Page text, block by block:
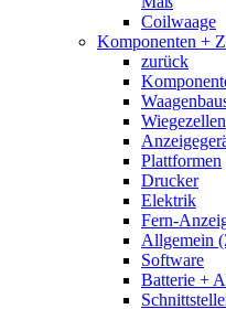
Coilwaage
Komponenten +
zurück
Wiegezellen
Plattformen
Drucker
Elektrik
Fern-
Allgemein
Software
Batterie +